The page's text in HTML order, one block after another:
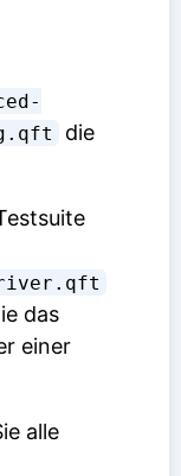
die
das
einer
alle